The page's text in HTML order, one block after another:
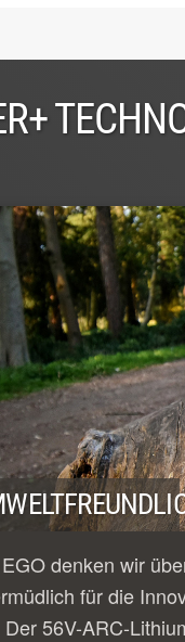
denken wir
für die
Der 56V-ARC-